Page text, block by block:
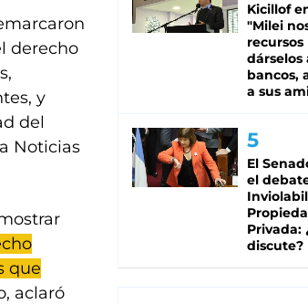
derecho
y
del
Noticias
que
aclaró
Kicillof
"Milei
recursos
dárselos
bancos,
a sus
El
el
Privada:
discute?